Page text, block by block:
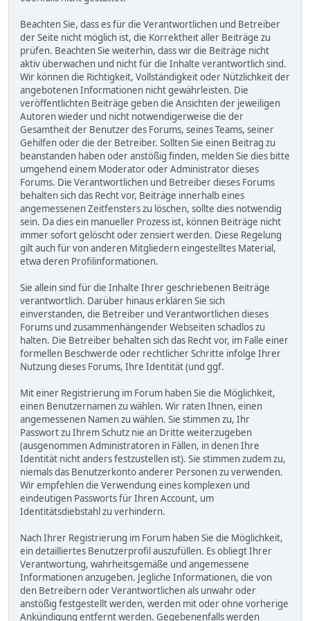
Beachten Sie, dass es für die Verantwortlichen und Betreiber
der Seite nicht möglich ist, die Korrektheit aller Beiträge zu
prüfen. Beachten Sie weiterhin, dass wir die Beiträge nicht
aktiv überwachen und nicht für die Inhalte verantwortlich sind.
Wir können die Richtigkeit, Vollständigkeit oder Nützlichkeit der
angebotenen Informationen nicht gewährleisten. Die
veröffentlichten Beiträge geben die Ansichten der jeweiligen
Autoren wieder und nicht notwendigerweise die der
Gesamtheit der Benutzer des Forums, seines Teams, seiner
Gehilfen oder die der Betreiber. Sollten Sie einen Beitrag zu
beanstanden haben oder anstößig finden, melden Sie dies bitte
umgehend einem Moderator oder Administrator dieses
Forums. Die Verantwortlichen und Betreiber dieses Forums
behalten sich das Recht vor, Beiträge innerhalb eines
angemessenen Zeitfensters zu löschen, sollte dies notwendig
sein. Da dies ein manueller Prozess ist, können Beiträge nicht
immer sofort gelöscht oder zensiert werden. Diese Regelung
gilt auch für von anderen Mitgliedern eingestelltes Material,
etwa deren Profilinformationen.
Sie allein sind für die Inhalte Ihrer geschriebenen Beiträge
verantwortlich. Darüber hinaus erklären Sie sich
einverstanden, die Betreiber und Verantwortlichen dieses
Forums und zusammenhängender Webseiten schadlos zu
halten. Die Betreiber behalten sich das Recht vor, im Falle einer
formellen Beschwerde oder rechtlicher Schritte infolge Ihrer
Nutzung dieses Forums, Ihre Identität (und ggf.
Mit einer Registrierung im Forum haben Sie die Möglichkeit,
einen Benutzernamen zu wählen. Wir raten Ihnen, einen
angemessenen Namen zu wählen. Sie stimmen zu, Ihr
Passwort zu Ihrem Schutz nie an Dritte weiterzugeben
(ausgenommen Administratoren in Fällen, in denen Ihre
Identität nicht anders festzustellen ist). Sie stimmen zudem zu,
niemals das Benutzerkonto anderer Personen zu verwenden.
Wir empfehlen die Verwendung eines komplexen und
eindeutigen Passworts für Ihren Account, um
Identitätsdiebstahl zu verhindern.
Nach Ihrer Registrierung im Forum haben Sie die Möglichkeit,
ein detailliertes Benutzerprofil auszufüllen. Es obliegt Ihrer
Verantwortung, wahrheitsgemäße und angemessene
Informationen anzugeben. Jegliche Informationen, die von
den Betreibern oder Verantwortlichen als unwahr oder
anstößig festgestellt werden, werden mit oder ohne vorherige
Ankündigung entfernt werden. Gegebenenfalls werden